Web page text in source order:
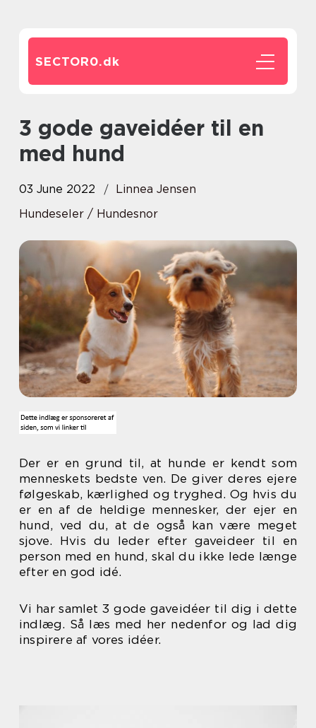
SECTOR0.dk
3 gode gaveidéer til en
med hund
03 June 2022
Linnea Jensen
Hundeseler / Hundesnor
Der er en grund til, at hunde er kendt som
menneskets bedste ven. De giver deres ejere
følgeskab, kærlighed og tryghed. Og hvis du
er en af de heldige mennesker, der ejer en
hund, ved du, at de også kan være meget
sjove. Hvis du leder efter gaveideer til en
person med en hund, skal du ikke lede længe
efter en god idé.
Vi har samlet 3 gode gaveidéer til dig i dette
indlæg. Så læs med her nedenfor og lad dig
inspirere af vores idéer.